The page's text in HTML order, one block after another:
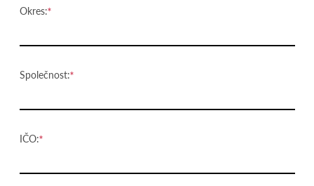
Okres:
Společnost:
IČO: